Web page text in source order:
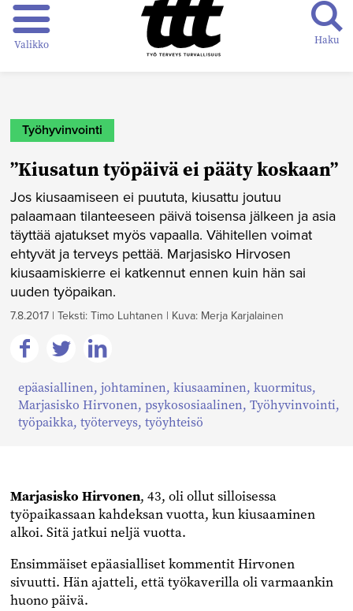
Valikko Haku
Työhyvinvointi
”Kiusatun työpäivä ei pääty koskaan”
Jos kiusaamiseen ei puututa, kiusattu joutuu
palaamaan tilanteeseen päivä toisensa jälkeen ja asia
täyttää ajatukset myös vapaalla. Vähitellen voimat
ehtyvät ja terveys pettää. Marjasisko Hirvosen
kiusaamiskierre ei katkennut ennen kuin hän sai
uuden työpaikan.
7.8.2017 | Teksti: Timo Luhtanen | Kuva: Merja Karjalainen
Jaa
Facebookissa
Jaa
Twitterissä
Jaa
Linkedinissä
epäasiallinen, johtaminen, kiusaaminen, kuormitus,
Marjasisko Hirvonen, psykososiaalinen, Työhyvinvointi,
työpaikka, työterveys, työyhteisö
Marjasisko Hirvonen, 43, oli ollut silloisessa
työpaikassaan kahdeksan vuotta, kun kiusaaminen
alkoi. Sitä jatkui neljä vuotta.
Ensimmäiset epäasialliset kommentit Hirvonen
sivuutti. Hän ajatteli, että työkaverilla oli varmaankin
huono päivä.